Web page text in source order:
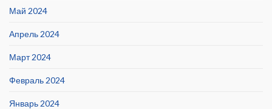
Май 2024
Апрель 2024
Март 2024
Февраль 2024
Январь 2024